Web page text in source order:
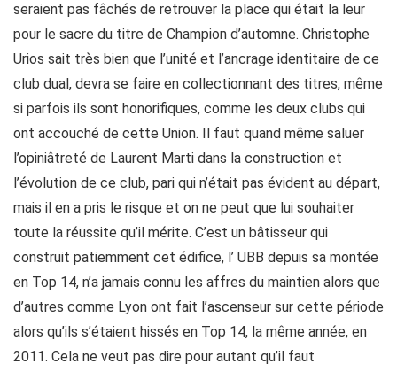
seraient pas fâchés de retrouver la place qui était la leur
pour le sacre du titre de Champion d’automne. Christophe
Urios sait très bien que l’unité et l’ancrage identitaire de ce
club dual, devra se faire en collectionnant des titres, même
si parfois ils sont honorifiques, comme les deux clubs qui
ont accouché de cette Union. Il faut quand même saluer
l’opiniâtreté de Laurent Marti dans la construction et
l’évolution de ce club, pari qui n’était pas évident au départ,
mais il en a pris le risque et on ne peut que lui souhaiter
toute la réussite qu’il mérite. C’est un bâtisseur qui
construit patiemment cet édifice, l’ UBB depuis sa montée
en Top 14, n’a jamais connu les affres du maintien alors que
d’autres comme Lyon ont fait l’ascenseur sur cette période
alors qu’ils s’étaient hissés en Top 14, la même année, en
2011. Cela ne veut pas dire pour autant qu’il faut